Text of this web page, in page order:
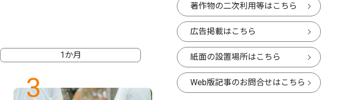
1か月
3 4
著作物の二次利用等はこちら
広告掲載はこちら
紙面の設置場所はこちら
Web版記事のお問合せはこちら